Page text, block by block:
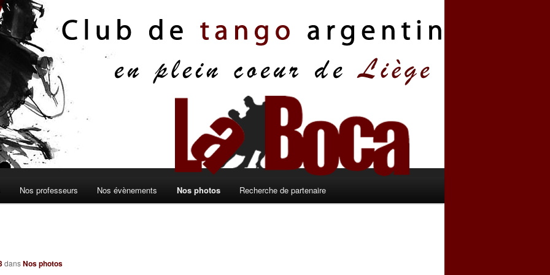
Nos professeurs Nos évènements Nos photos Recherche de partenaire
dansNos photos